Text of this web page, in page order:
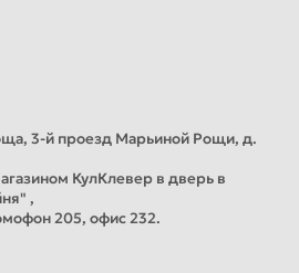
3-й проезд Марьиной Рощи, д.
КулКлевер в дверь в
,
205, офис 232.